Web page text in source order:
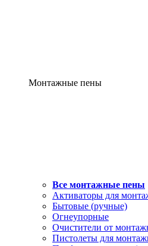
Монтажные пены
Все монтажные пены
Активаторы для
Бытовые (ручные)
Огнеупорные
Очистители от
Пистолеты для